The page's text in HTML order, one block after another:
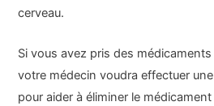
cerveau.
Si vous avez pris des
votre médecin voudra effectuer
pour aider à éliminer le